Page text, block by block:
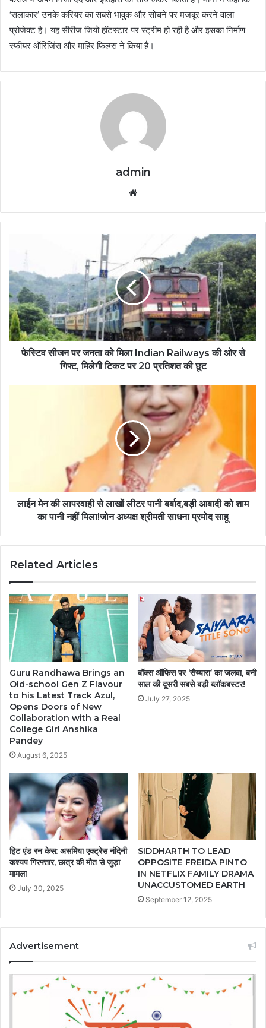
‘सलाकार’ उनके करियर का सबसे भावुक और सोचने पर मजबूर करने वाला
प्रोजेक्ट है। यह सीरीज जियो हॉटस्टार पर स्ट्रीम हो रही है और इसका निर्माण
स्फीयर ऑरिजिंस और माहिर फिल्म्स ने किया है।
admin
फेस्टिव सीजन पर जनता को मिला Indian Railways की ओर से
गिफ्ट, मिलेगी टिकट पर 20 प्रतिशत की छूट
लाईन मेन की लापरवाही से लाखों लीटर पानी बर्बाद,बड़ी आबादी को शाम
का पानी नहीं मिला!जोन अध्यक्ष श्रीमती साधना प्रमोद साहू
Related Articles
Guru Randhawa Brings an
Old-school Gen Z Flavour
to his Latest Track Azul,
Opens Doors of New
Collaboration with a Real
College Girl Anshika
Pandey
August 6, 2025
बॉक्स ऑफिस पर ‘सैय्यारा’ का जलवा, बनी
साल की दूसरी सबसे बड़ी ब्लॉकबस्टर!
July 27, 2025
हिट एंड रन केस: असमिया एक्ट्रेस नंदिनी
कश्यप गिरफ्तार, छात्र की मौत से जुड़ा
मामला
July 30, 2025
SIDDHARTH TO LEAD
OPPOSITE FREIDA PINTO
IN NETFLIX FAMILY DRAMA
UNACCUSTOMED EARTH
September 12, 2025
Advertisement